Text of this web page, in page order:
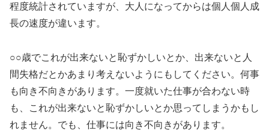
程度統計されていますが、大人になってからは個人個人成
長の速度が違います。
○○歳でこれが出来ないと恥ずかしいとか、出来ないと人
間失格だとかあまり考えないようにもしてください。何事
も向き不向きがあります。一度就いた仕事が合わない時
も、これが出来ないと恥ずかしいとか思ってしまうかもし
れません。でも、仕事には向き不向きがあります。